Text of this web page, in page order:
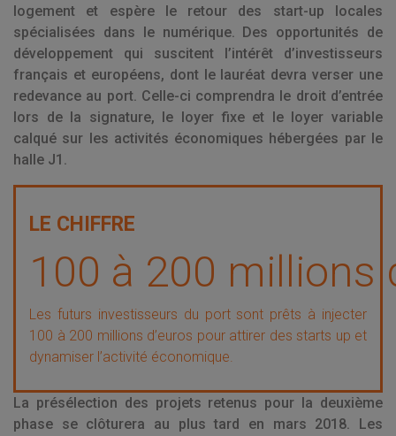
logement et espère le retour des start-up locales
spécialisées dans le numérique. Des opportunités de
développement qui suscitent l’intérêt d’investisseurs
français et européens, dont le lauréat devra verser une
redevance au port. Celle-ci comprendra le droit d’entrée
lors de la signature, le loyer fixe et le loyer variable
calqué sur les activités économiques hébergées par le
halle J1.
100 à 200 millions
Les futurs investisseurs du port sont prêts à injecter
100 à 200 millions d’euros pour attirer des starts up et
dynamiser l’activité économique.
La présélection des projets retenus pour la deuxième
phase se clôturera au plus tard en mars 2018. Les